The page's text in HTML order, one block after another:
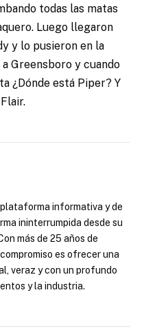
todas las matas
Luego llegaron
y lo pusieron en la
Greensboro y cuando
¿Dónde está Piper? Y
informativa y de
ininterrumpida desde su
más de 25 años de
es ofrecer una
veraz y con un profundo
y la industria.